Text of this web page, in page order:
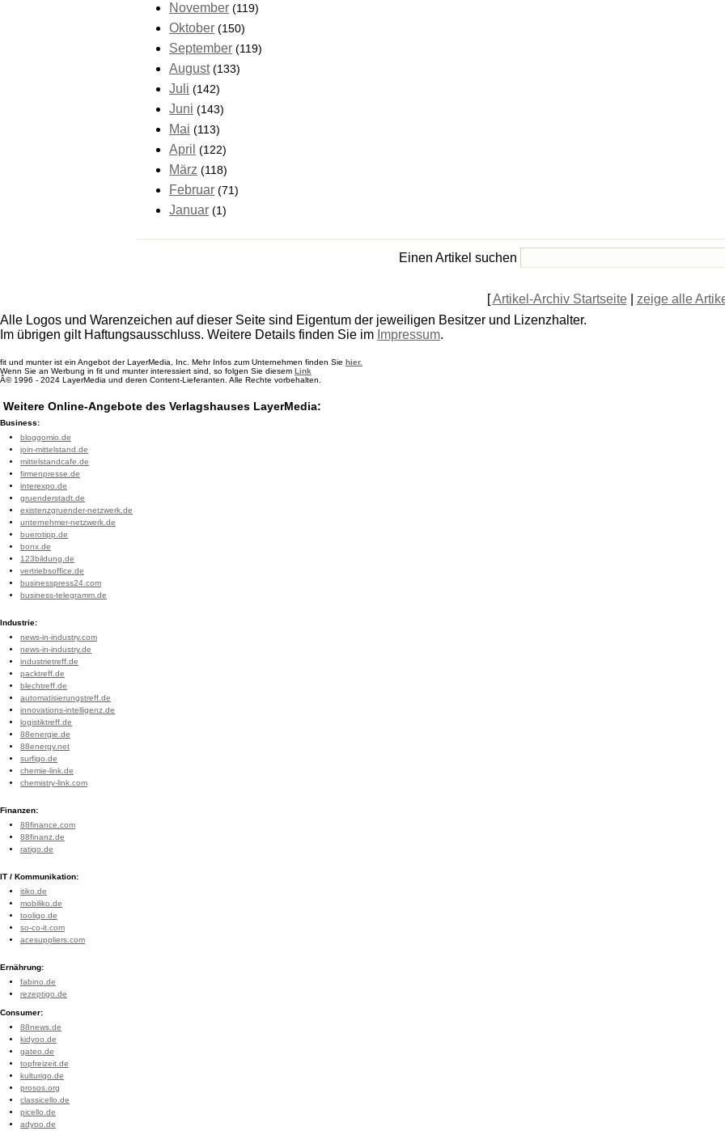
November (119)
Oktober (150)
September (119)
August (133)
Juli (142)
Juni (143)
Mai (113)
April (122)
März (118)
Februar (71)
Januar (1)
Einen Artikel suchen
[Artikel-Archiv Startseite| zeige alle
Alle Logos und Warenzeichen auf dieser Seite sind Eigentum der jeweiligen Besitzer und Lizenzhalter.
Im übrigen gilt Haftungsausschluss. Weitere Details finden Sie im Impressum.
fit und munter ist ein Angebot der LayerMedia, Inc. Mehr Infos zum Unternehmen finden Sie hier.
Wenn Sie an Werbung in fit und munter interessiert sind, so folgen Sie diesem Link
Â© 1996 - 2024 LayerMedia und deren Content-Lieferanten. Alle Rechte vorbehalten.
Weitere Online-Angebote des Verlagshauses LayerMedia:
Business:
bloggomio.de
join-mittelstand.de
mittelstandcafe.de
firmenpresse.de
interexpo.de
gruenderstadt.de
existenzgruender-netzwerk.de
unternehmer-netzwerk.de
buerotipp.de
bonx.de
123bildung.de
vertriebsoffice.de
businesspress24.com
business-telegramm.de
Industrie:
news-in-industry.com
news-in-industry.de
industrietreff.de
packtreff.de
blechtreff.de
automatisierungstreff.de
innovations-intelligenz.de
logistiktreff.de
88energie.de
88energy.net
surfigo.de
chemie-link.de
chemistry-link.com
Finanzen:
88finance.com
88finanz.de
ratigo.de
IT / Kommunikation:
itiko.de
mobiliko.de
tooligo.de
so-co-it.com
acesuppliers.com
Ernährung:
fabino.de
rezeptigo.de
Consumer:
88news.de
kidyoo.de
gateo.de
topfreizeit.de
kulturigo.de
prosos.org
classicello.de
picello.de
adyoo.de